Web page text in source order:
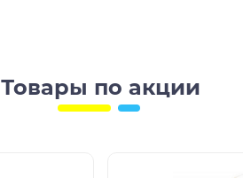
Товары по акции